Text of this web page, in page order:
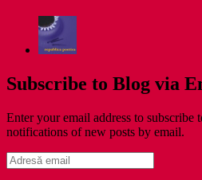
Subscribe to Blog via
Enter your email address to subscribe
notifications of new posts by email.
Adresă
email